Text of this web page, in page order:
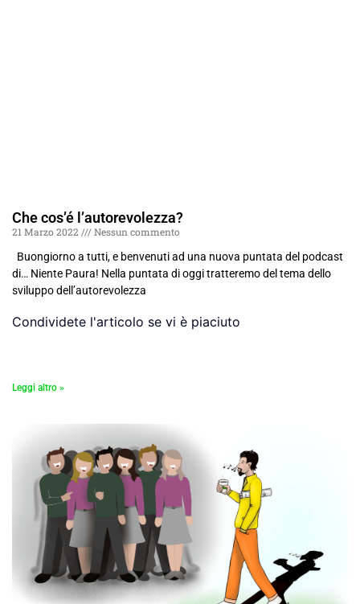
Che cos’é l’autorevolezza?
21 Marzo 2022
Nessun commento
Buongiorno a tutti, e benvenuti ad una nuova puntata del podcast
di… Niente Paura! Nella puntata di oggi tratteremo del tema dello
sviluppo dell’autorevolezza
Condividete l'articolo se vi è piaciuto
Leggi altro »